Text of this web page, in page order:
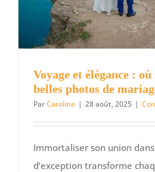
Voyage et élégance :
belles photos de
ParCaroline | 28 août, 2025 |
Immortaliser son union
d’exception transforme